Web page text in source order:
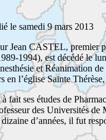
le samedi 9 mars 2013
Jean CASTEL, premier
1994), est décédé le
et Réanimation
en l’église Sainte
fait ses études de
des Universités
d’années, il fut